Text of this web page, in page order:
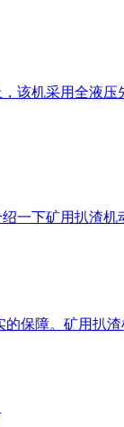
该机采用全液
一下矿用扒渣机
保障。矿用扒